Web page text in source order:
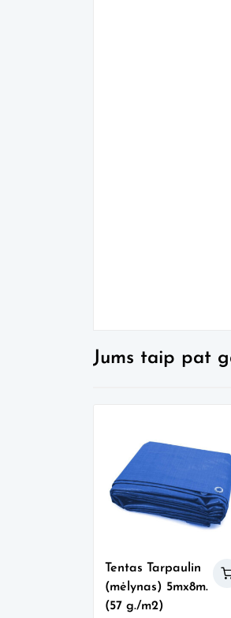
Jums taip pat
Tentas Tarpaulin
(mėlynas) 5mx8m.
(57 g./m2)